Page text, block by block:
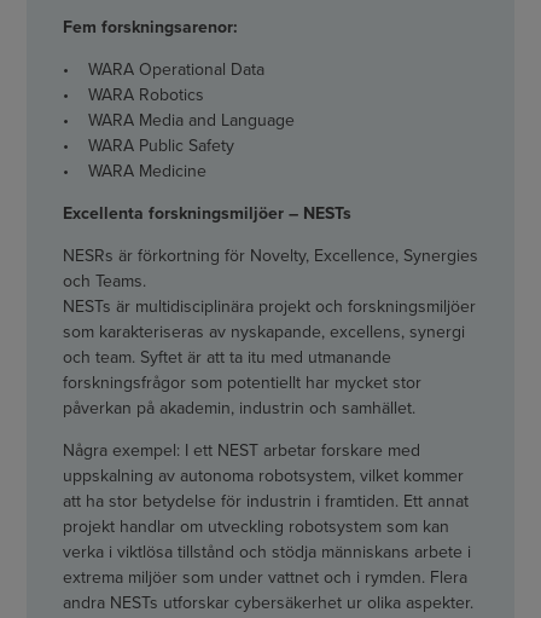
Fem forskningsarenor:
• WARA Operational Data
• WARA Robotics
• WARA Media and Language
• WARA Public Safety
• WARA Medicine
Excellenta forskningsmiljöer – NESTs
NESRs är förkortning för Novelty, Excellence, Synergies
och Teams.
NESTs är multidisciplinära projekt och forskningsmiljöer
som karakteriseras av nyskapande, excellens, synergi
och team. Syftet är att ta itu med utmanande
forskningsfrågor som potentiellt har mycket stor
påverkan på akademin, industrin och samhället.
Några exempel: I ett NEST arbetar forskare med
uppskalning av autonoma robotsystem, vilket kommer
att ha stor betydelse för industrin i framtiden. Ett annat
projekt handlar om utveckling robotsystem som kan
verka i viktlösa tillstånd och stödja människans arbete i
extrema miljöer som under vattnet och i rymden. Flera
andra NESTs utforskar cybersäkerhet ur olika aspekter.